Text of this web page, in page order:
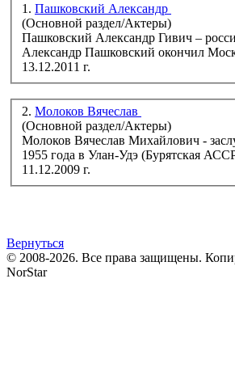
1. Пашковский Александр
(Основной раздел/Актеры)
Пашковский Александр Гивич –
Александр Пашковский окончил
13.12.2011 г.
2. Молоков Вячеслав
(Основной раздел/Актеры)
Молоков Вячеслав Михайлович -
11.12.2009 г.
Вернуться
© 2008-2026. Все права защищены.
NorStar